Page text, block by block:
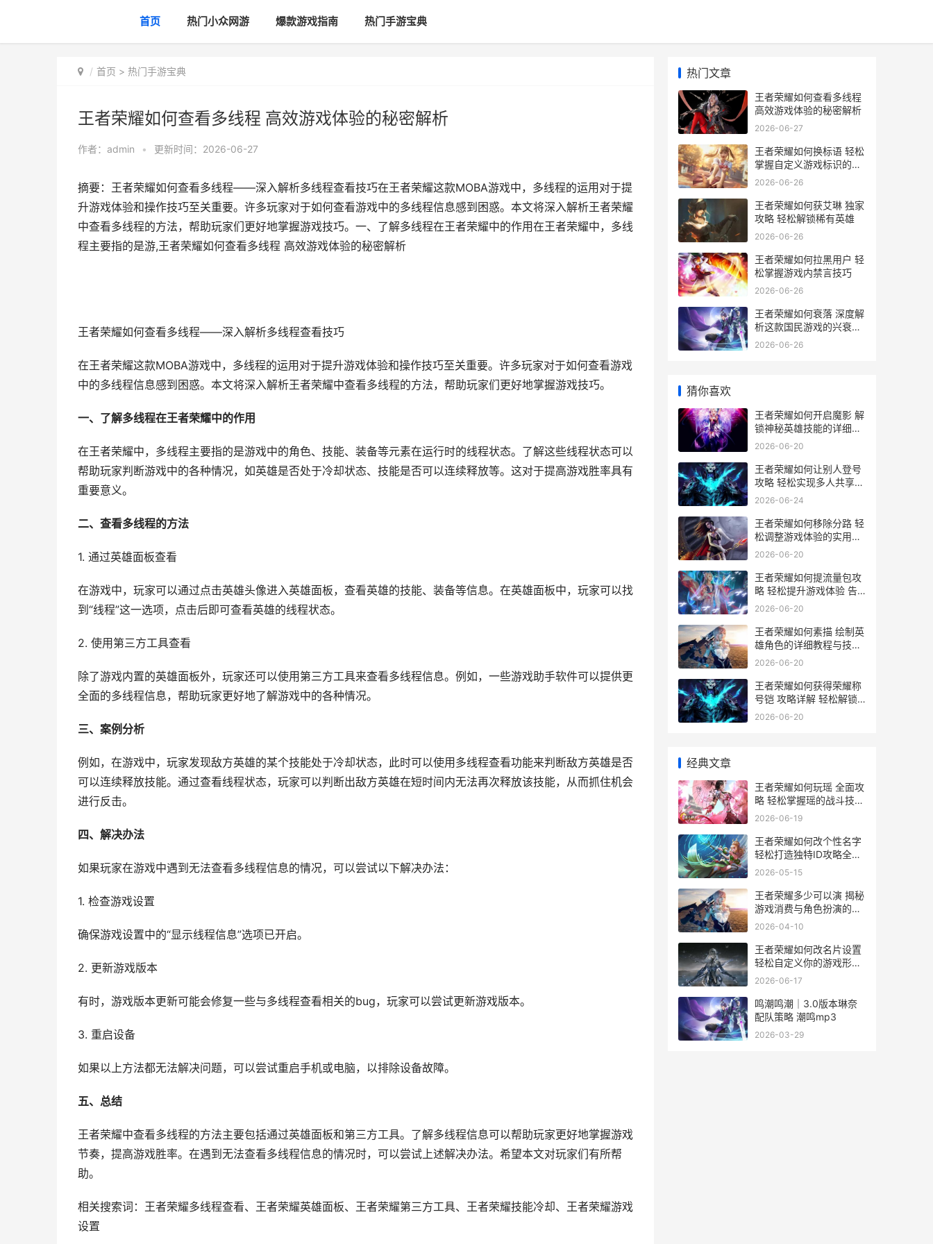
首页 热门小众网游 爆款游戏指南 热门手游宝典
首页 > 热门手游宝典
王者荣耀如何查看多线程 高效游戏体验的秘密解析
作者： admin • 更新时间：2026-06-27
摘要：王者荣耀如何查看多线程——深入解析多线程查看技巧在王者荣耀这款MOBA游戏中，多线程的运用对于提
升游戏体验和操作技巧至关重要。许多玩家对于如何查看游戏中的多线程信息感到困惑。本文将深入解析王者荣耀
中查看多线程的方法，帮助玩家们更好地掌握游戏技巧。一、了解多线程在王者荣耀中的作用在王者荣耀中，多线
程主要指的是游,王者荣耀如何查看多线程 高效游戏体验的秘密解析
王者荣耀如何查看多线程——深入解析多线程查看技巧
在王者荣耀这款MOBA游戏中，多线程的运用对于提升游戏体验和操作技巧至关重要。许多玩家对于如何查看游戏
中的多线程信息感到困惑。本文将深入解析王者荣耀中查看多线程的方法，帮助玩家们更好地掌握游戏技巧。
一、了解多线程在王者荣耀中的作用
在王者荣耀中，多线程主要指的是游戏中的角色、技能、装备等元素在运行时的线程状态。了解这些线程状态可以
帮助玩家判断游戏中的各种情况，如英雄是否处于冷却状态、技能是否可以连续释放等。这对于提高游戏胜率具有
重要意义。
二、查看多线程的方法
1. 通过英雄面板查看
在游戏中，玩家可以通过点击英雄头像进入英雄面板，查看英雄的技能、装备等信息。在英雄面板中，玩家可以找
到“线程”这一选项，点击后即可查看英雄的线程状态。
2. 使用第三方工具查看
除了游戏内置的英雄面板外，玩家还可以使用第三方工具来查看多线程信息。例如，一些游戏助手软件可以提供更
全面的多线程信息，帮助玩家更好地了解游戏中的各种情况。
三、案例分析
例如，在游戏中，玩家发现敌方英雄的某个技能处于冷却状态，此时可以使用多线程查看功能来判断敌方英雄是否
可以连续释放技能。通过查看线程状态，玩家可以判断出敌方英雄在短时间内无法再次释放该技能，从而抓住机会
进行反击。
四、解决办法
如果玩家在游戏中遇到无法查看多线程信息的情况，可以尝试以下解决办法：
1. 检查游戏设置
确保游戏设置中的“显示线程信息”选项已开启。
2. 更新游戏版本
有时，游戏版本更新可能会修复一些与多线程查看相关的bug，玩家可以尝试更新游戏版本。
3. 重启设备
如果以上方法都无法解决问题，可以尝试重启手机或电脑，以排除设备故障。
五、总结
王者荣耀中查看多线程的方法主要包括通过英雄面板和第三方工具。了解多线程信息可以帮助玩家更好地掌握游戏
节奏，提高游戏胜率。在遇到无法查看多线程信息的情况时，可以尝试上述解决办法。希望本文对玩家们有所帮
助。
相关搜索词：王者荣耀多线程查看、王者荣耀英雄面板、王者荣耀第三方工具、王者荣耀技能冷却、王者荣耀游戏
设置
热门文章
王者荣耀如何查看多线程
高效游戏体验的秘密解析
2026-06-27
王者荣耀如何换标语 轻松
掌握自定义游戏标识的技
巧指南
2026-06-26
王者荣耀如何获艾琳 独家
攻略 轻松解锁稀有英雄
2026-06-26
王者荣耀如何拉黑用户 轻
松掌握游戏内禁言技巧
2026-06-26
王者荣耀如何衰落 深度解
析这款国民游戏的兴衰历
程
2026-06-26
猜你喜欢
王者荣耀如何开启魔影 解
锁神秘英雄技能的详细攻
略
2026-06-20
王者荣耀如何让别人登号
攻略 轻松实现多人共享账
号的实用技巧
2026-06-24
王者荣耀如何移除分路 轻
松调整游戏体验的实用攻
略
2026-06-20
王者荣耀如何提流量包攻
略 轻松提升游戏体验 告
别流量焦虑
2026-06-20
王者荣耀如何素描 绘制英
雄角色的详细教程与技巧
解析
2026-06-20
王者荣耀如何获得荣耀称
号铠 攻略详解 轻松解锁
铠的荣耀称号
2026-06-20
经典文章
王者荣耀如何玩瑶 全面攻
略 轻松掌握瑶的战斗技巧
与策略
2026-06-19
王者荣耀如何改个性名字
轻松打造独特ID攻略全解
析
2026-05-15
王者荣耀多少可以演 揭秘
游戏消费与角色扮演的平
衡点
2026-04-10
王者荣耀如何改名片设置
轻松自定义你的游戏形象
指南
2026-06-17
鸣潮鸣潮｜3.0版本琳奈
配队策略 潮鸣mp3
2026-03-29